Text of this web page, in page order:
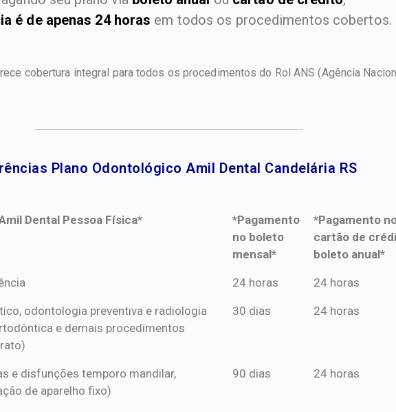
é de apenas 24 horas em todos os procedimentos cobertos.
cobertura integral para todos os procedimentos do Rol ANS(Agência
Plano Odontológico Amil Dental Candelária RS​
Dental Pessoa Física*
*Pagamento
no boleto
mensal*
*Pagamento
cartão de
boleto anual*
Dental Pessoa Física*
*Pagamento
mensal*
*Pagamento no
boleto anual*
24 horas 24 horas
odontologia preventiva e radiologia
e demais procedimentos
30 dias 24 horas
e disfunções temporo mandilar,
de aparelho fixo)
90 dias 24 horas